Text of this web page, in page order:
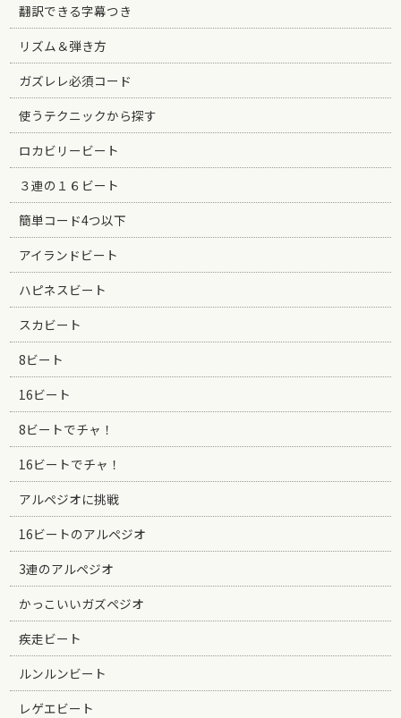
翻訳できる字幕つき
リズム＆弾き方
ガズレレ必須コード
使うテクニックから探す
ロカビリービート
３連の１６ビート
簡単コード4つ以下
アイランドビート
ハピネスビート
スカビート
8ビート
16ビート
8ビートでチャ！
16ビートでチャ！
アルペジオに挑戦
16ビートのアルペジオ
3連のアルペジオ
かっこいいガズペジオ
疾走ビート
ルンルンビート
レゲエビート